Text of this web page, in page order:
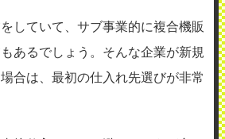
していて、サブ事業的に複合機販
あるでしょう。そんな企業が新規
合は、最初の仕入れ先選びが非常